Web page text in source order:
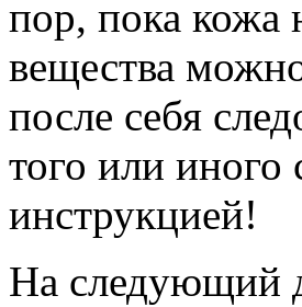
пор, пока кожа
вещества
после себя
того или иного
инструкцией!
На следующий